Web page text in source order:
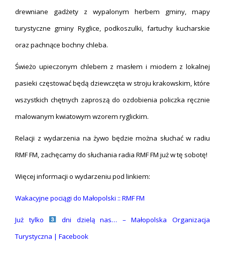
drewniane gadżety z wypalonym herbem gminy, mapy
turystyczne gminy Ryglice, podkoszulki, fartuchy kucharskie
oraz pachnące bochny chleba.
Świeżo upieczonym chlebem z masłem i miodem z lokalnej
pasieki częstować będą dziewczęta w stroju krakowskim, które
wszystkich chętnych zaproszą do ozdobienia policzka ręcznie
malowanym kwiatowym wzorem ryglickim.
Relacji z wydarzenia na żywo będzie można słuchać w radiu
RMF FM, zachęcamy do słuchania radia RMF FM już w tę sobotę!
Więcej informacji o wydarzeniu pod linkiem:
Wakacyjne pociągi do Małopolski :: RMF FM
Już tylko
dni dzielą nas… – Małopolska Organizacja
Turystyczna | Facebook